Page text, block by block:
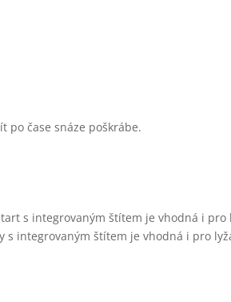
po čase snáze poškrábe.
s integrovaným štítem je vhodná i pro
integrovaným štítem je vhodná i pro